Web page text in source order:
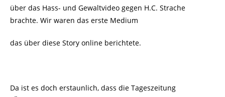
über das Hass- und Gewaltvideo gegen H.C. Strache
brachte. Wir waren das erste Medium
das über diese Story online berichtete.
Da ist es doch erstaunlich, dass die Tageszeitung